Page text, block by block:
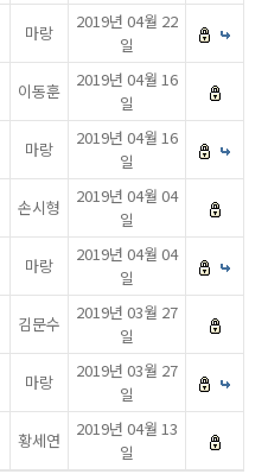
마랑
2019년 04월 22
일
이동훈
2019년 04월 16
일
마랑
2019년 04월 16
일
손시형
2019년 04월 04
일
마랑
2019년 04월 04
일
김문수
2019년 03월 27
일
마랑
2019년 03월 27
일
황세연
2019년 04월 13
일